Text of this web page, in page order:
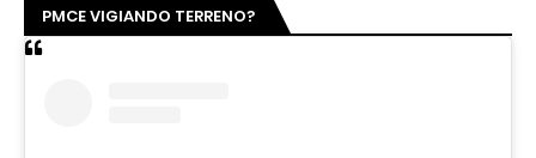
PMCE VIGIANDO TERRENO?